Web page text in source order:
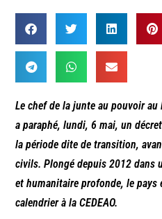
Le chef de la junte au pouvoir
a paraphé, lundi, 6 mai, un
la période dite de transition,
civils. Plongé depuis 2012 dans
et humanitaire profonde, le pays
calendrier à la CEDEAO.